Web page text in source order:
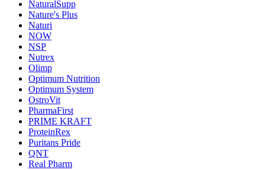
NaturalSupp
Nature's Plus
Naturi
NOW
NSP
Nutrex
Olimp
Optimum Nutrition
Optimum System
OstroVit
PharmaFirst
PRIME KRAFT
ProteinRex
Puritans Pride
QNT
Real Pharm